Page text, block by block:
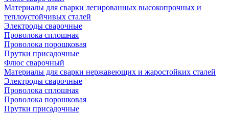
Материалы для сварки легированных высокопрочных и
теплоустойчивых сталей
Электроды сварочные
Проволока сплошная
Проволока порошковая
Прутки присадочные
Флюс сварочный
Материалы для сварки нержавеющих и жаростойких сталей
Электроды сварочные
Проволока сплошная
Проволока порошковая
Прутки присадочные